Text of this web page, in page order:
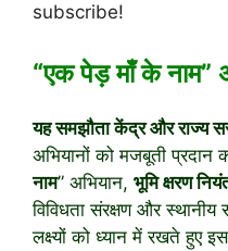
subscribe!
“एक पेड़ माँ के नाम”
यह समझौता केंद्र और राज्य
अभियानों को मजबूती प्रदान
नाम” अभियान, भूमि क्षरण
विविधता संरक्षण और स्थानीय
लक्ष्यों को ध्यान में रखते हुए